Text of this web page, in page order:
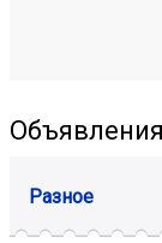
Объявления
Разное